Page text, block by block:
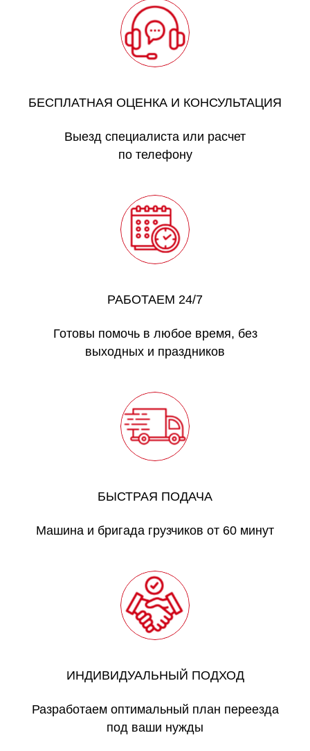
БЕСПЛАТНАЯ ОЦЕНКА И КОНСУЛЬТАЦИЯ
Выезд специалиста или расчет
по телефону
РАБОТАЕМ 24/7
Готовы помочь в любое время, без
выходных и праздников
БЫСТРАЯ ПОДАЧА
Машина и бригада грузчиков от 60 минут
ИНДИВИДУАЛЬНЫЙ ПОДХОД
Разработаем оптимальный план переезда
под ваши нужды